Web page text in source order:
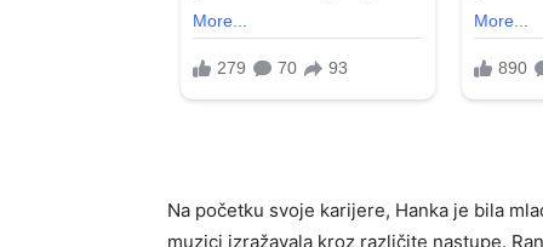
Na početku svoje karijere, Hanka je bila
muzici izražavala kroz različite nastupe.